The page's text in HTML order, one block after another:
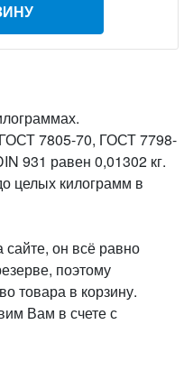
7805-70, ГОСТ 7798-
931 равен 0,01302 кг.
целых килограмм в
сайте, он всё равно
поэтому
товара в корзину.
Вам в счете с